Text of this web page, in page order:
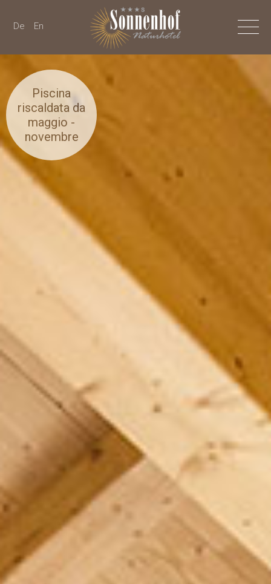
De En
Piscina
riscaldata da
maggio -
novembre